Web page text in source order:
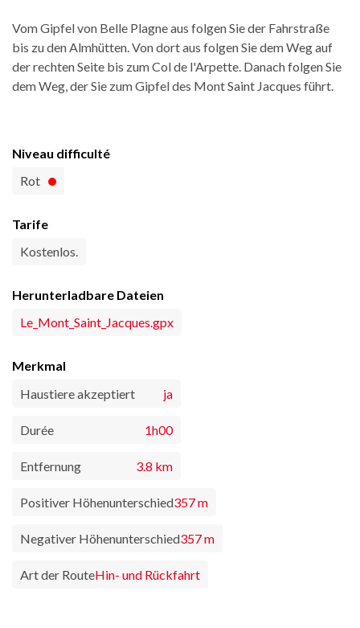
Vom Gipfel von Belle Plagne aus folgen Sie der Fahrstraße
bis zu den Almhütten. Von dort aus folgen Sie dem Weg auf
der rechten Seite bis zum Col de l'Arpette. Danach folgen Sie
dem Weg, der Sie zum Gipfel des Mont Saint Jacques führt.
Niveau difficulté
Rot
Tarife
Kostenlos.
Herunterladbare Dateien
Le_Mont_Saint_Jacques.gpx
Merkmal
Haustiere akzeptiert
ja
Durée 1h00
Entfernung 3.8 km
Positiver Höhenunterschied357 m
Negativer Höhenunterschied357 m
Art der RouteHin- und Rückfahrt